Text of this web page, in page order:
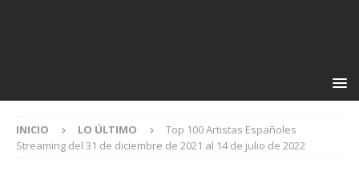
INICIO LO ÚLTIMO
Top 100 Artistas Españoles
Streaming del 31 de diciembre de 2021 al 14 de julio de 2022